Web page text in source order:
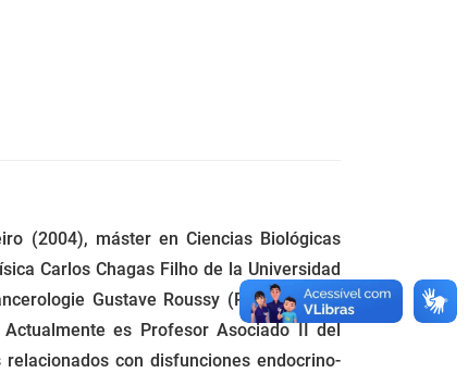
(2004), máster en Ciencias Biológicas
Carlos Chagas Filho de la Universidad
Gustave Roussy (París), donde
es Profesor Asociado II del
con disfunciones endocrino-